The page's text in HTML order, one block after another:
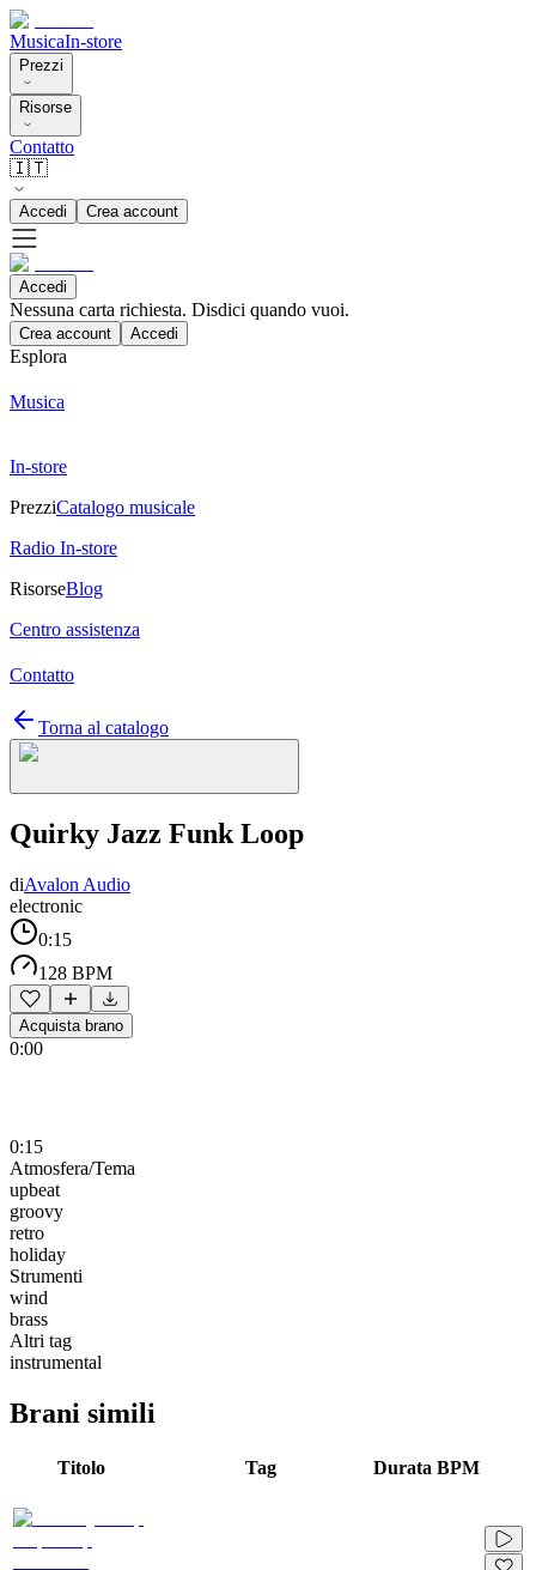
MusicaIn-store
Prezzi
Risorse
Contatto
🇮🇹
Accedi Crea account
Accedi
Nessuna carta richiesta. Disdici quando vuoi.
Crea account Accedi
Esplora
Musica
In-store
PrezziCatalogo musicale
Radio In-store
RisorseBlog
Centro assistenza
Contatto
Torna al catalogo
Quirky Jazz Funk Loop
diAvalon Audio
electronic
0:15
128 BPM
Acquista brano
0:00
0:15
Atmosfera/Tema
upbeat
groovy
retro
holiday
Strumenti
wind
brass
Altri tag
instrumental
Brani simili
Titolo Tag Durata BPM